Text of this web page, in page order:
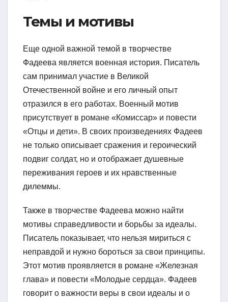
Темы и мотивы
Еще одной важной темой в творчестве
Фадеева является военная история. Писатель
сам принимал участие в Великой
Отечественной войне и его личный опыт
отразился в его работах. Военный мотив
присутствует в романе «Комиссар» и повести
«Отцы и дети». В своих произведениях Фадеев
не только описывает сражения и героический
подвиг солдат, но и отображает душевные
переживания героев и их нравственные
дилеммы.
Также в творчестве Фадеева можно найти
мотивы справедливости и борьбы за идеалы.
Писатель показывает, что нельзя мириться с
неправдой и нужно бороться за свои принципы.
Этот мотив проявляется в романе «Железная
глава» и повести «Молодые сердца». Фадеев
говорит о важности веры в свои идеалы и о